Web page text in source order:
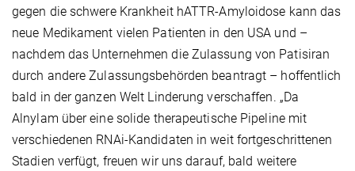
gegen die schwere Krankheit hATTR-Amyloidose kann das
neue Medikament vielen Patienten in den USA und –
nachdem das Unternehmen die Zulassung von Patisiran
durch andere Zulassungsbehörden beantragt – hoffentlich
bald in der ganzen Welt Linderung verschaffen. „Da
Alnylam über eine solide therapeutische Pipeline mit
verschiedenen RNAi-Kandidaten in weit fortgeschrittenen
Stadien verfügt, freuen wir uns darauf, bald weitere